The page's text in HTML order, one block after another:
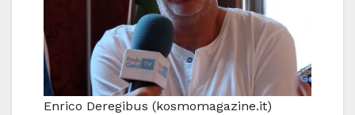
Enrico Deregibus (kosmomagazine.it)